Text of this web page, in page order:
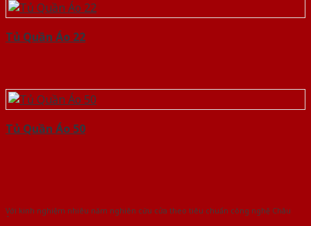
Tủ Quần Áo 22
Tủ Quần Áo 50
Với kinh nghiệm nhiêu năm nghiên cứu cửa theo tiêu chuẩn công nghệ Châu